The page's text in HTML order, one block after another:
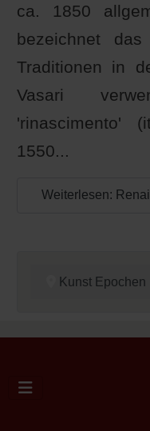
ca. 1850
bezeichnet das
Traditionen in
Vasari
'rinascimento'
1550...
Weiterlesen:
Kunst Epochen